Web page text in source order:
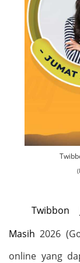
Masih2026
online yang